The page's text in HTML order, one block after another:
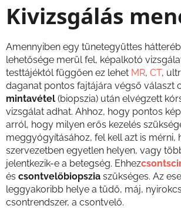
Kivizsgálás
Amennyiben egy tünetegyüttes
lehetősége merül fel, képalkotó
testtájéktól függően ez lehet MR, CT,
daganat pontos fajtájára végső választ
mintavétel (biopszia) után elvégzett
vizsgálat adhat. Ahhoz, hogy pontos
arról, hogy milyen erős kezelés
meggyógyításához, fel kell azt is mérni,
szervezetben egyetlen helyen, vagy
jelentkezik-e a betegség. Ehhez
és csontvelőbiopszia szükséges. Az
leggyakoribb helye a tüdő, máj,
csontrendszer, a csontvelő.